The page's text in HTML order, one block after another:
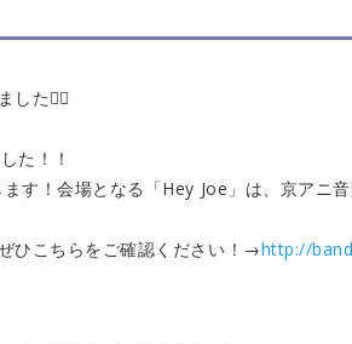
した🙇‍♀️
た！！
す！会場となる「Hey Joe」は、京アニ
ひこちらをご確認ください！→http://